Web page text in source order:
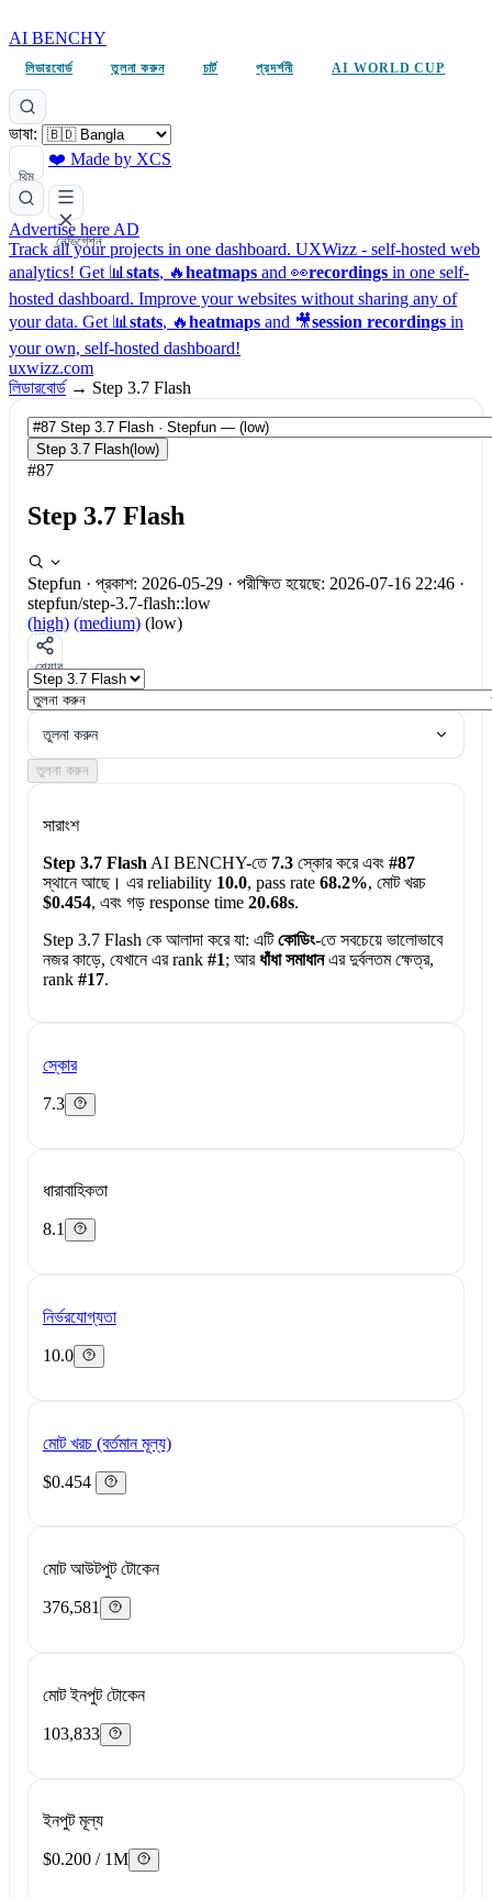
AI BENCHY
লিডারবোর্ড তুলনা করুন চার্ট প্রদর্শনী AI WORLD CUP
ভাষা:
থিম
❤️ Made by XCS
নেভিগেশন
Advertise here AD
Track all your projects in one dashboard. UXWizz - self-hosted web
analytics! Get 📊 stats, 🔥heatmaps and 👀recordings in one self-
hosted dashboard. Improve your websites without sharing any of
your data. Get 📊 stats, 🔥heatmaps and 🎥session recordings in
your own, self-hosted dashboard!
uxwizz.com
লিডারবোর্ড → Step 3.7 Flash
Step 3.7 Flash(low)
#87
Step 3.7 Flash
Stepfun · প্রকাশ: 2026-05-29 · পরীক্ষিত হয়েছে: 2026-07-16 22:46 ·
stepfun/step-3.7-flash::low
(high) (medium) (low)
শেয়ার
তুলনা করুন
তুলনা করুন
সারাংশ
Step 3.7 Flash AI BENCHY-তে 7.3স্কোর করে এবং #87
স্থানে আছে। এর reliability 10.0, pass rate 68.2%, মোট খরচ
$0.454, এবং গড় response time 20.68s.
Step 3.7 Flash কে আলাদা করে যা: এটিকোডিং-তে সবচেয়ে ভালোভাবে
নজর কাড়ে, যেখানে এর rank #1; আরধাঁধা সমাধানএর দুর্বলতম ক্ষেত্র,
rank #17.
স্কোর
7.3
ধারাবাহিকতা
8.1
নির্ভরযোগ্যতা
10.0
মোট খরচ (বর্তমান মূল্য)
$0.454
মোট আউটপুট টোকেন
376,581
মোট ইনপুট টোকেন
103,833
ইনপুট মূল্য
$0.200 / 1M